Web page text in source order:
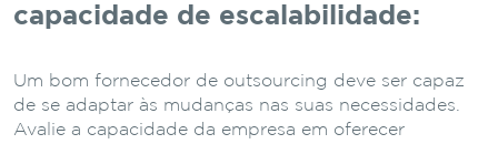
capacidade de escalabilidade:
Um bom fornecedor de outsourcing deve ser capaz
de se adaptar às mudanças nas suas necessidades.
Avalie a capacidade da empresa em oferecer